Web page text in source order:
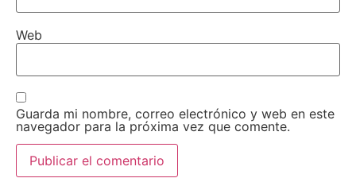
Web
Guarda mi nombre, correo electrónico y web en este
navegador para la próxima vez que comente.